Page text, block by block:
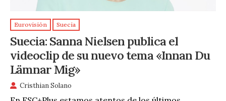
Eurovisión Suecia
Suecia: Sanna Nielsen publica el
videoclip de su nuevo tema «Innan Du
Lämnar Mig»
Cristhian Solano